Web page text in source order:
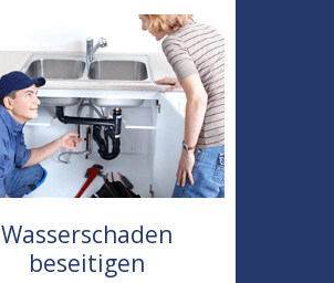
Wasserschaden
beseitigen